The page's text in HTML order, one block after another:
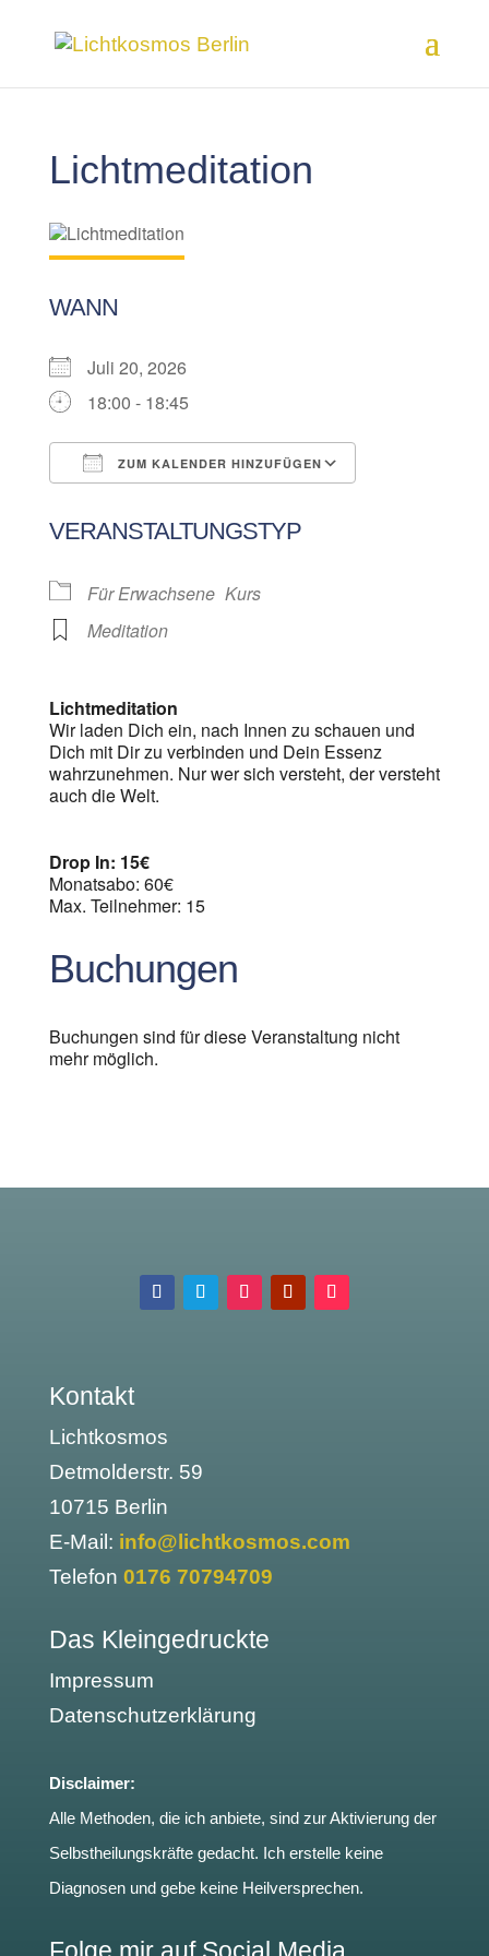
Lichtmeditation
WANN
Juli 20, 2026
18:00 - 18:45
ZUM KALENDER HINZUFÜGEN
VERANSTALTUNGSTYP
Für Erwachsene Kurs
Meditation
Lichtmeditation
Wir laden Dich ein, nach Innen zu schauen und
Dich mit Dir zu verbinden und Dein Essenz
wahrzunehmen. Nur wer sich versteht, der versteht
auch die Welt.
Drop In: 15€
Monatsabo: 60€
Max. Teilnehmer: 15
Buchungen
Buchungen sind für diese Veranstaltung nicht
mehr möglich.
Kontakt
Lichtkosmos
Detmolderstr. 59
10715 Berlin
E-Mail: info@lichtkosmos.com
Telefon 0176 70794709
Das Kleingedruckte
Impressum
Datenschutzerklärung
Disclaimer:
Alle Methoden, die ich anbiete, sind zur Aktivierung der
Selbstheilungskräfte gedacht. Ich erstelle keine
Diagnosen und gebe keine Heilversprechen.